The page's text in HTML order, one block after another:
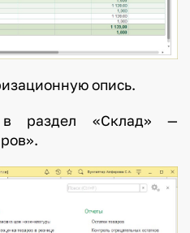
опись.
раздел «Склад» —